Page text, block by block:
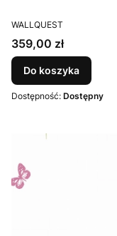
PRODUCENT
WALLQUEST
Cena
359,00 zł
Do koszyka
Dostępność: Dostępny